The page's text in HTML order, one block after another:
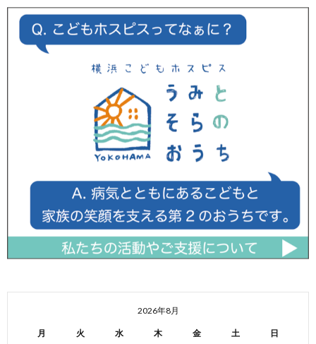
2026年8月
月 火 水 木 金 土 日